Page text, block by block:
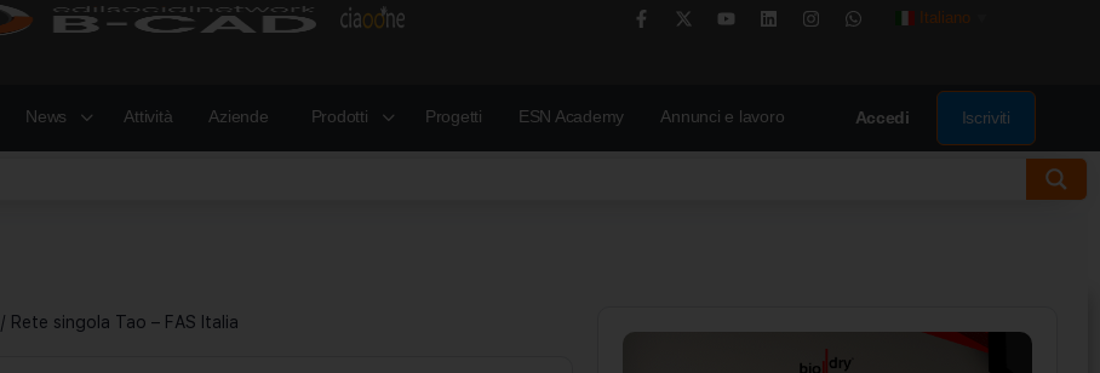
Italiano
News Attività Aziende Prodotti Progetti ESN Academy Annunci e lavoro Accedi Iscriviti
/ Rete singola Tao – FAS Italia